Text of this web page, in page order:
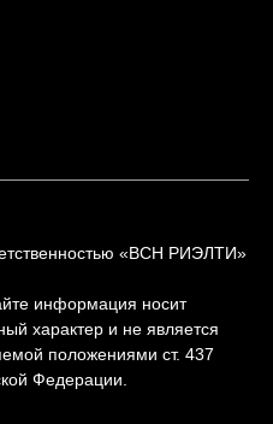
«ВСН РИЭЛТИ»
информация носит
характер и не является
положениями ст. 437
Федерации.